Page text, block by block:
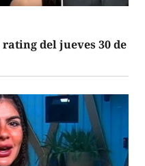
del jueves 30 de